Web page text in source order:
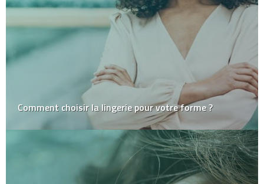
Comment choisir la lingerie pour votre forme ?